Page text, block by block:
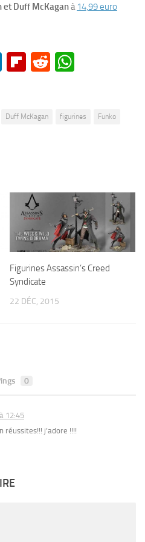
et Duff McKaganà 14,99 euro
LinkedIn
Flipboard
Reddit
Duff McKagan figurines
Funko
Figurines Assassin’s Creed
Syndicate
22 DÉC, 2015
0
12:45
j’adore !!!!